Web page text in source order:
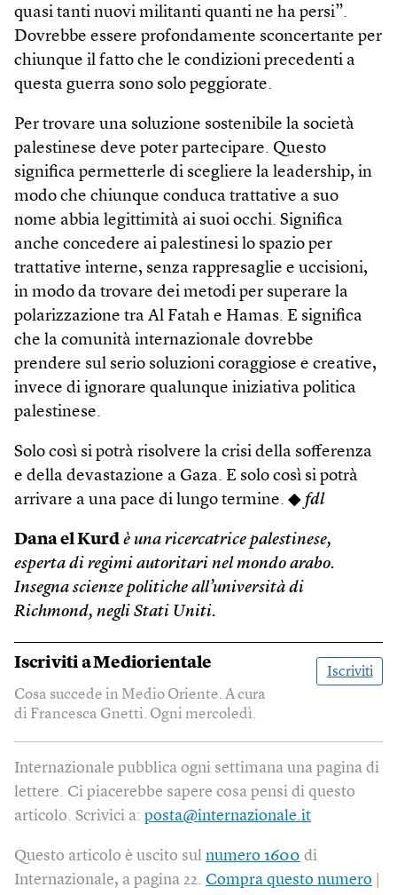
quasi tanti nuovi militanti quanti ne ha persi”.
Dovrebbe essere profondamente sconcertante per
chiunque il fatto che le condizioni precedenti a
questa guerra sono solo peggiorate.
Per trovare una soluzione sostenibile la società
palestinese deve poter partecipare. Questo
significa permetterle di scegliere la leadership, in
modo che chiunque conduca trattative a suo
nome abbia legittimità ai suoi occhi. Significa
anche concedere ai palestinesi lo spazio per
trattative interne, senza rappresaglie e uccisioni,
in modo da trovare dei metodi per superare la
polarizzazione tra Al Fatah e Hamas. E significa
che la comunità internazionale dovrebbe
prendere sul serio soluzioni coraggiose e creative,
invece di ignorare qualunque iniziativa politica
palestinese.
Solo così si potrà risolvere la crisi della sofferenza
e della devastazione a Gaza. E solo così si potrà
arrivare a una pace di lungo termine. ◆ fdl
Dana el Kurd è una ricercatrice palestinese,
esperta di regimi autoritari nel mondo arabo.
Insegna scienze politiche all’università di
Richmond, negli Stati Uniti.
Iscriviti aMediorientale
Iscriviti
Cosa succede in Medio Oriente. A cura
di Francesca Gnetti. Ogni mercoledì.
Internazionale pubblica ogni settimana una pagina di
lettere. Ci piacerebbe sapere cosa pensi di questo
articolo. Scrivici a: posta@internazionale.it
Questo articolo è uscito sul numero 1600 di
Internazionale, a pagina 22. Compra questo numero